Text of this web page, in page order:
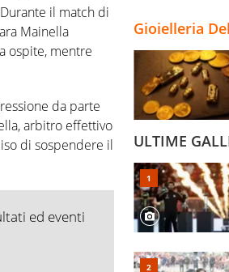
il match di
Mainella
ospite, mentre
da parte
arbitro effettivo
di sospendere il
ed eventi
Gioielleria
ULTIME